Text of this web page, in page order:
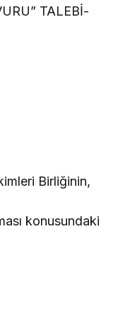
TALEBİ-
Birliğinin,
konusundaki